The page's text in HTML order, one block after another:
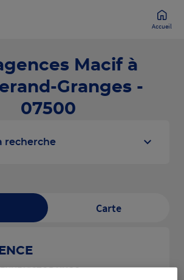
Accueil
Macif à
Granges -
07500
recherche
Carte
VICTOR HUGO